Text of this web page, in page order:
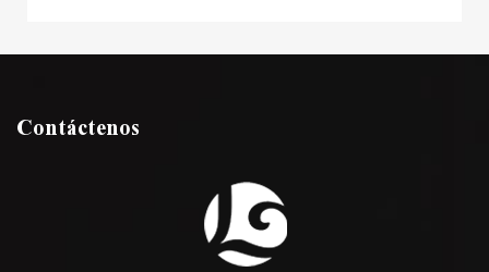
Contáctenos